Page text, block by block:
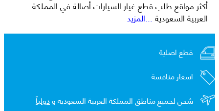
أكثر مواقع طلب قطع غيار السيارات أصالة في المملكة
العربية السعودية...المزيد
قطع اصلية
اسعار منافسة
شحن لجميع مناطق المملكة العربية السعوديه ودولياً